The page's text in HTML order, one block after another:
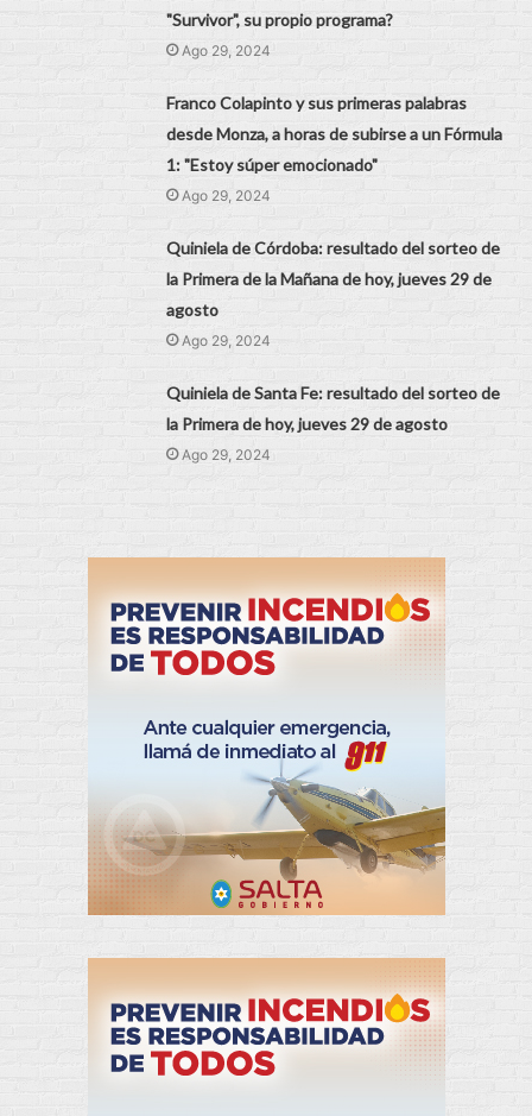
"Survivor", su propio programa?
Ago 29, 2024
Franco Colapinto y sus primeras palabras
desde Monza, a horas de subirse a un Fórmula
1: "Estoy súper emocionado"
Ago 29, 2024
Quiniela de Córdoba: resultado del sorteo de
la Primera de la Mañana de hoy, jueves 29 de
agosto
Ago 29, 2024
Quiniela de Santa Fe: resultado del sorteo de
la Primera de hoy, jueves 29 de agosto
Ago 29, 2024